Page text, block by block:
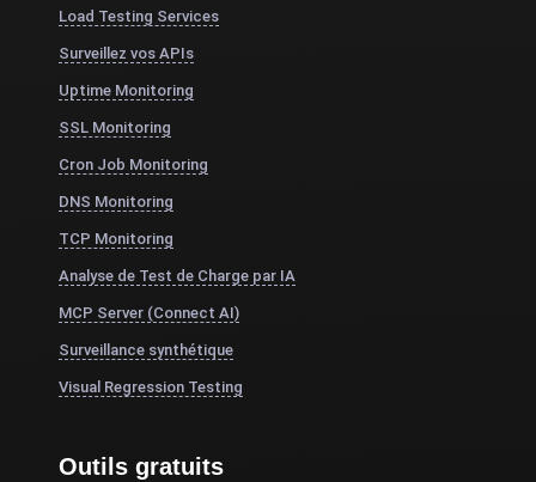
Load Testing Services
Surveillez vos APIs
Uptime Monitoring
SSL Monitoring
Cron Job Monitoring
DNS Monitoring
TCP Monitoring
Analyse de Test de Charge par IA
MCP Server (Connect AI)
Surveillance synthétique
Visual Regression Testing
Outils gratuits